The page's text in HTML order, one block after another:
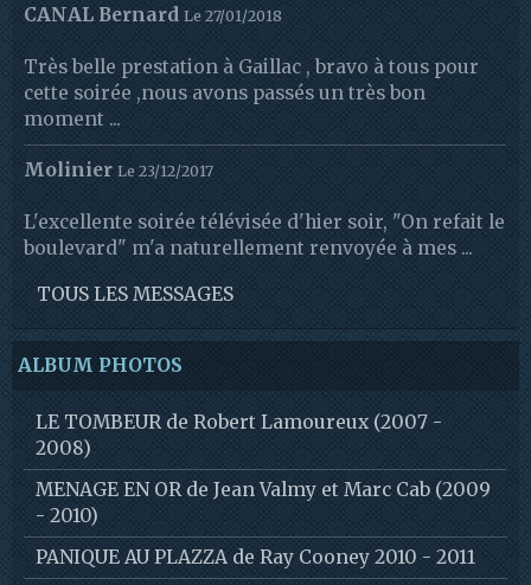
CANAL Bernard Le 27/01/2018
Très belle prestation à Gaillac , bravo à tous pour
cette soirée ,nous avons passés un très bon
moment ...
Molinier Le 23/12/2017
L'excellente soirée télévisée d'hier soir, "On refait le
boulevard" m'a naturellement renvoyée à mes ...
TOUS LES MESSAGES
ALBUM PHOTOS
LE TOMBEUR de Robert Lamoureux (2007 -
2008)
MENAGE EN OR de Jean Valmy et Marc Cab (2009
- 2010)
PANIQUE AU PLAZZA de Ray Cooney 2010 - 2011